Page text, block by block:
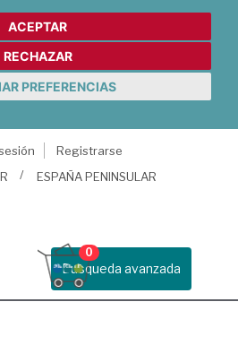
ACEPTAR
RECHAZAR
PREFERENCIAS
Registrarse
ESPAÑA PENINSULAR
Busqueda avanzada
0